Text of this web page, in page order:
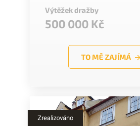
Výtěžek dražby
500 000 Kč
TO MĚ ZAJÍMÁ
Zrealizováno